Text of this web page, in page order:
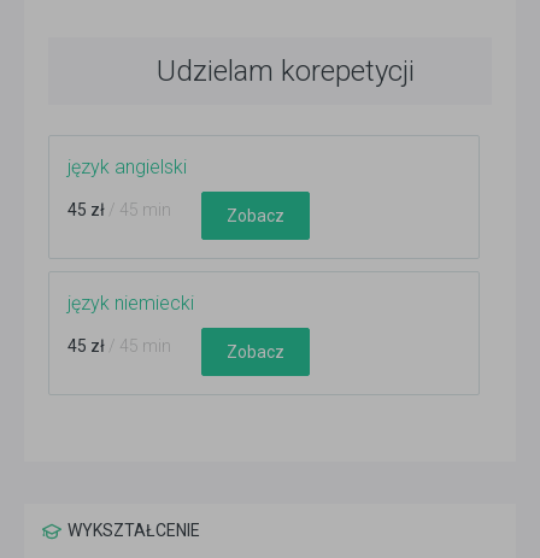
Udzielam korepetycji
język angielski
45 zł / 45 min Zobacz
język niemiecki
45 zł / 45 min Zobacz
WYKSZTAŁCENIE